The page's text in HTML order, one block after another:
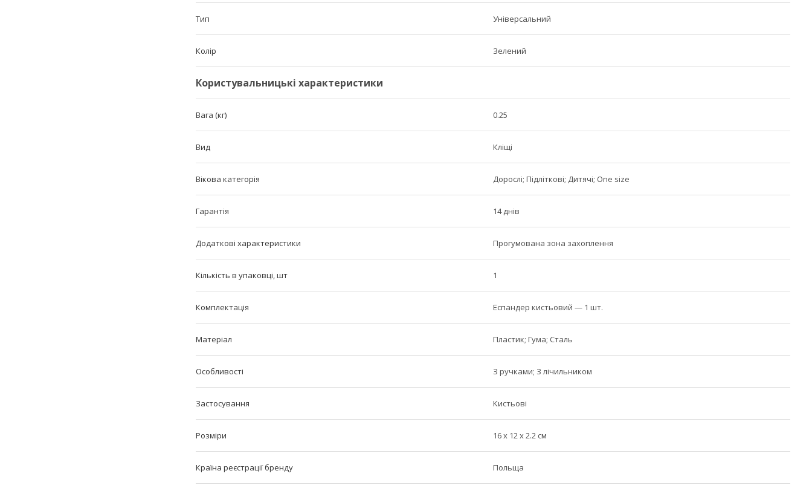
Тип Універсальний
Колір Зелений
Користувальницькі характеристики
Вага (кг) 0.25
Вид Кліщі
Вікова категорія Дорослі; Підліткові; Дитячі; One size
Гарантія 14 днів
Додаткові характеристики Прогумована зона захоплення
Кількість в упаковці, шт 1
Комплектація Еспандер кистьовий — 1 шт.
Матеріал Пластик; Гума; Сталь
Особливості З ручками; З лічильником
Застосування Кистьові
Розміри 16 x 12 x 2.2 см
Країна реєстрації бренду Польща